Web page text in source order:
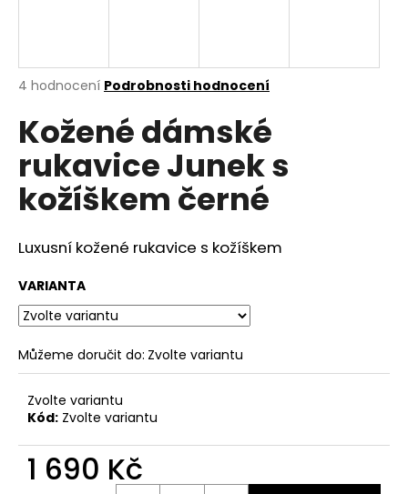
Průměrné
produktu
je
5
hvězdiček.
4 hodnocení Podrobnosti hodnocení
Kožené dámské
rukavice Junek s
kožíškem černé
Luxusní kožené rukavice s kožíškem
VARIANTA
Můžeme doručit do: Zvolte variantu
Zvolte variantu
Kód: Zvolte variantu
1 690 Kč
í
t
?
HLEDAT
D
o
p
o
r
u
č
u
j